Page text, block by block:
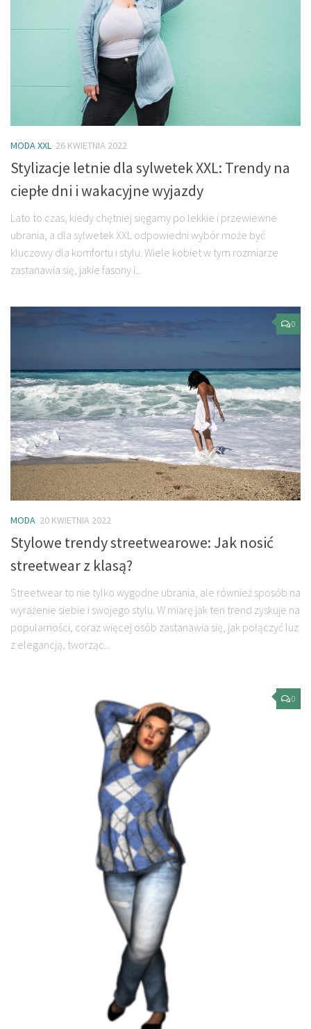
MODA XXL 26 KWIETNIA 2022
Stylizacje letnie dla sylwetek XXL: Trendy na
ciepłe dni i wakacyjne wyjazdy
Lato to czas, kiedy chętniej sięgamy po lekkie i przewiewne
ubrania, a dla sylwetek XXL odpowiedni wybór może być
kluczowy dla komfortu i stylu. Wiele kobiet w tym rozmiarze
zastanawia się, jakie fasony i...
0
MODA 20 KWIETNIA 2022
Stylowe trendy streetwearowe: Jak nosić
streetwear z klasą?
Streetwear to nie tylko wygodne ubrania, ale również sposób na
wyrażenie siebie i swojego stylu. W miarę jak ten trend zyskuje na
popularności, coraz więcej osób zastanawia się, jak połączyć luz
z elegancją, tworząc...
0